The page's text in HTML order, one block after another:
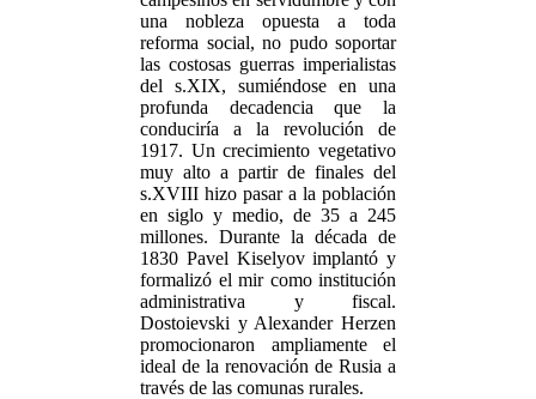
una nobleza opuesta a toda
reforma social, no pudo soportar
las costosas guerras imperialistas
del s.XIX, sumiéndose en una
profunda decadencia que la
conduciría a la revolución de
1917. Un crecimiento vegetativo
muy alto a partir de finales del
s.XVIII hizo pasar a la población
en siglo y medio, de 35 a 245
millones. Durante la década de
1830 Pavel Kiselyov implantó y
formalizó el mir como institución
administrativa y fiscal.
Dostoievski y Alexander Herzen
promocionaron ampliamente el
ideal de la renovación de Rusia a
través de las comunas rurales.